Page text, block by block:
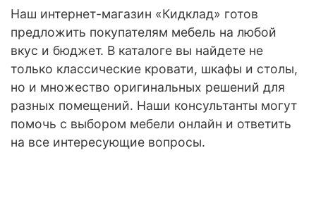
Наш интернет-магазин «Кидклад» готов
предложить покупателям мебель на любой
вкус и бюджет. В каталоге вы найдете не
только классические кровати, шкафы и столы,
но и множество оригинальных решений для
разных помещений. Наши консультанты могут
помочь с выбором мебели онлайн и ответить
на все интересующие вопросы.